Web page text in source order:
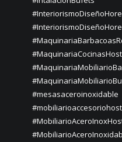
#mesasaceroinoxidable